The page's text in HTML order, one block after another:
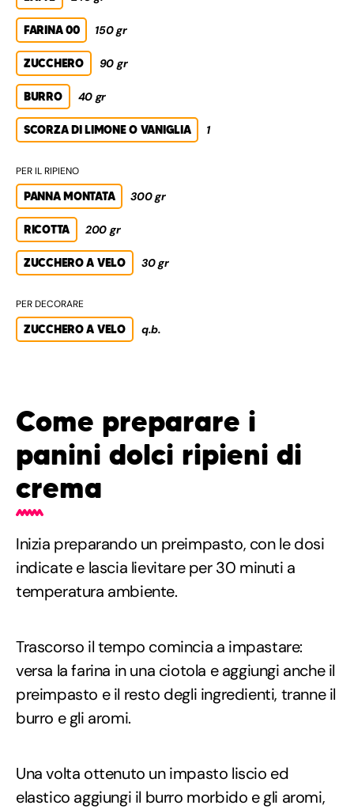
FARINA 00 150 gr
ZUCCHERO 90 gr
BURRO 40 gr
SCORZA DI LIMONE O VANIGLIA 1
PER IL RIPIENO
PANNA MONTATA 300 gr
RICOTTA 200 gr
ZUCCHERO A VELO 30 gr
PER DECORARE
ZUCCHERO A VELO q.b.
Come preparare i
panini dolci ripieni di
crema
Inizia preparando un preimpasto, con le dosi
indicate e lascia lievitare per 30 minuti a
temperatura ambiente.
Trascorso il tempo comincia a impastare:
versa la farina in una ciotola e aggiungi anche il
preimpasto e il resto degli ingredienti, tranne il
burro e gli aromi.
Una volta ottenuto un impasto liscio ed
elastico aggiungi il burro morbido e gli aromi,